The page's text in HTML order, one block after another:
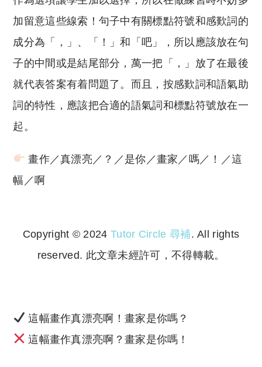
加留意這些線索！句子中有關標點符號和感歎詞的
成分為「，」、「！」和「吧」，所以應該放在句
子的中間或是結尾部分，萬一把「，」放了在最後
就代表答案有着問題了。而且，按感歎詞和語氣助
詞的特性，應該把合適的語氣詞和標點符號放在一
起。
畫作／真漂亮／？／是你／畫家／嗎／！／這
幅／啊
Copyright © 2024 Tutor Circle 尋補. All rights
reserved. 此文章未經許可，不得轉載。
這幅畫作真漂亮啊！畫家是你嗎？
這幅畫作真漂亮啊？畫家是你嗎！